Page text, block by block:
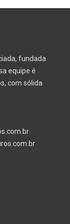
fundada
equipe é
com sólida